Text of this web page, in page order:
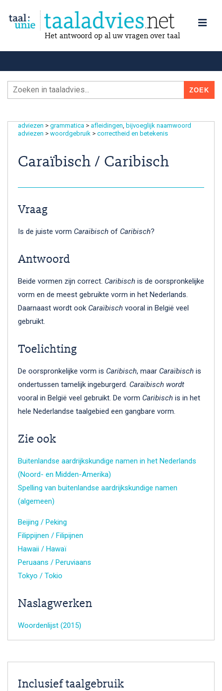
Het antwoord op al uw vragen over taal
adviezen > grammatica > afleidingen bijvoeglijk naamwoord
adviezen > woordgebruik > correctheid en betekenis
Caraïbisch / Caribisch
Vraag
Is de juiste vorm Caraïbisch of Caribisch?
Antwoord
Beide vormen zijn correct. Caribisch is de oorspronkelijke
vorm en de meest gebruikte vorm in het Nederlands.
Daarnaast wordt ook Caraïbisch vooral in België veel
gebruikt.
Toelichting
De oorspronkelijke vorm is Caribisch, maar Caraïbisch is
ondertussen tamelijk ingeburgerd. Caraïbisch wordt
vooral in België veel gebruikt. De vorm Caribisch is in het
hele Nederlandse taalgebied een gangbare vorm.
Zie ook
Buitenlandse aardrijkskundige namen in het Nederlands
(Noord- en Midden-Amerika)
Spelling van buitenlandse aardrijkskundige namen
(algemeen)
Beijing / Peking
Filippijnen / Filipijnen
Hawaii / Hawaï
Peruaans / Peruviaans
Tokyo / Tokio
Naslagwerken
Woordenlijst (2015)
Inclusief taalgebruik